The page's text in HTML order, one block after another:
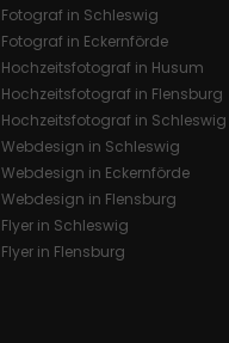
Fotograf in Schleswig
Fotograf in Eckernförde
Hochzeitsfotograf in Husum
Hochzeitsfotograf in Flensburg
Hochzeitsfotograf in Schleswig
Webdesign in Schleswig
Webdesign in Eckernförde
Webdesign in Flensburg
Flyer in Schleswig
Flyer in Flensburg